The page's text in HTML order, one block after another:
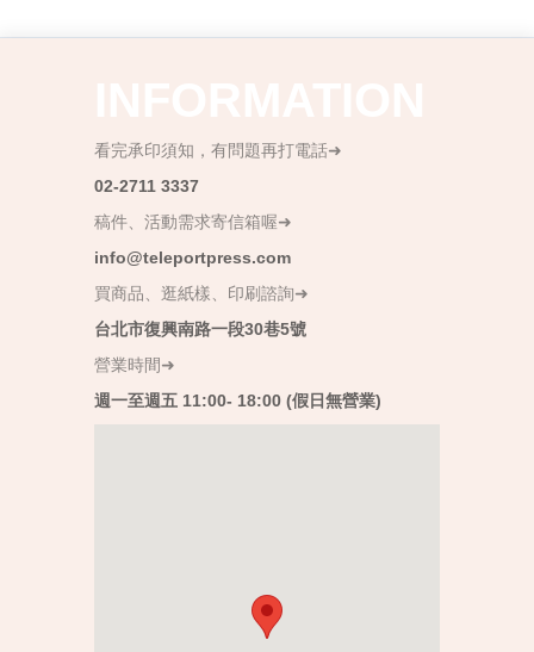
看完承印須知，有問題再打電話➜
02-2711 3337
稿件、活動需求寄信箱喔➜
info@teleportpress.com
買商品、逛紙樣、印刷諮詢➜
台北市復興南路一段30巷5號
營業時間➜
週一至週五 11:00- 18:00 (假日無營業)